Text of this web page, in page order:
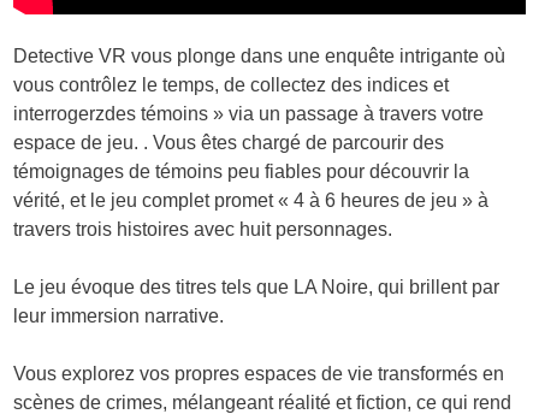
Detective VR vous plonge dans une enquête intrigante où
vous contrôlez le temps, de collectez des indices et
interrogerzdes témoins » via un passage à travers votre
espace de jeu. . Vous êtes chargé de parcourir des
témoignages de témoins peu fiables pour découvrir la
vérité, et le jeu complet promet « 4 à 6 heures de jeu » à
travers trois histoires avec huit personnages.
Le jeu évoque des titres tels que LA Noire, qui brillent par
leur immersion narrative.
Vous explorez vos propres espaces de vie transformés en
scènes de crimes, mélangeant réalité et fiction, ce qui rend